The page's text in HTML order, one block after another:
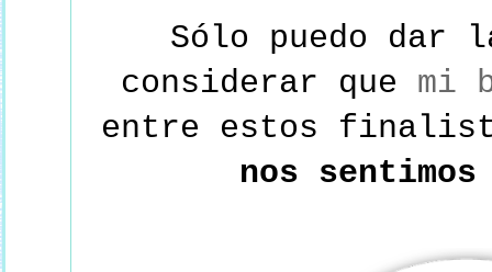
Sólo puedo dar
considerar que mi
entre estos
nos sentimos